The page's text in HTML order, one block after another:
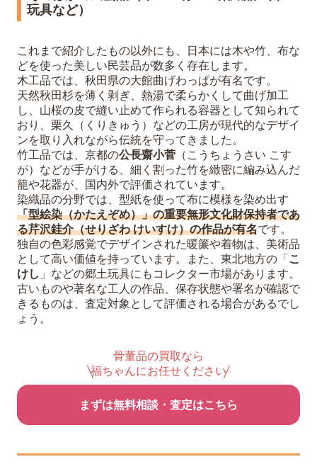
玩具など）
これまで紹介したもの以外にも、日本には木や竹、布な
どを使った美しい民芸品が数多く存在します。
木工品では、秋田県の大館曲げわっぱが有名です。
天然秋田杉を薄く剥ぎ、熱湯で柔らかくして曲げ加工
し、山桜の皮で縫い止めて作られる容器として知られて
おり、栗久（くりきゅう）などの工房が現代的なデザイ
ンを取り入れながら伝統を守ってきました。
竹工品では、京都の公長齋小菅 （こうちょうさい こす
が）などが手がける、細く割った竹を緻密に編み込んだ
籠や花器が、国内外で評価されています。
染織品の分野では、型紙を使って布に模様を染め出す
「型絵染（かたえぞめ）」の重要無形文化財保持者であ
る芹沢銈介（せりざわ けいすけ）の作品が有名です。
独自の色彩感覚でデザインされた暖簾や着物は、美術品
として高い価値を持っています。また、東北地方の「 こ
けし 」などの郷土玩具にもコレクター市場があります。
古いものや著名な工人の作品、保存状態や署名が確認で
きるものは、査定対象として評価される場合があるでし
ょう。
骨董品の買取なら
福ちゃんにお任せください
まずは無料相談・査定はこちら